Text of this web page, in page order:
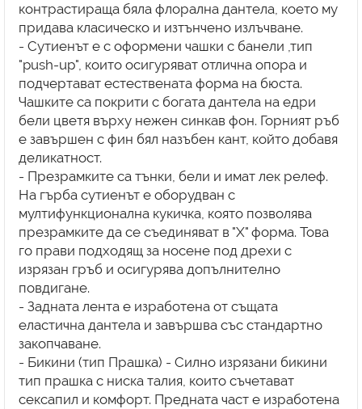
контрастираща бяла флорална дантела, което му
придава класическо и изтънчено излъчване.
- Сутиенът е с оформени чашки с банели ,тип
"push-up", които осигуряват отлична опора и
подчертават естествената форма на бюста.
Чашките са покрити с богата дантела на едри
бели цветя върху нежен синкав фон. Горният ръб
е завършен с фин бял назъбен кант, който добавя
деликатност.
- Презрамките са тънки, бели и имат лек релеф.
На гърба сутиенът е оборудван с
мултифункционална кукичка, която позволява
презрамките да се съединяват в "X" форма. Това
го прави подходящ за носене под дрехи с
изрязан гръб и осигурява допълнително
повдигане.
- Задната лента е изработена от същата
еластична дантела и завършва със стандартно
закопчаване.
- Бикини (тип Прашка) - Силно изрязани бикини
тип прашка с ниска талия, които съчетават
сексапил и комфорт. Предната част е изработена